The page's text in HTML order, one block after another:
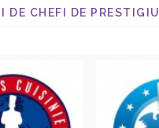
DE CHEFI DE PRESTIGIU